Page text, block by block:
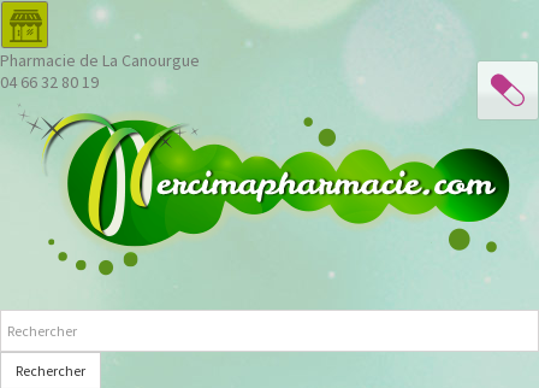
Pharmacie de La Canourgue
04 66 32 80 19
Rechercher